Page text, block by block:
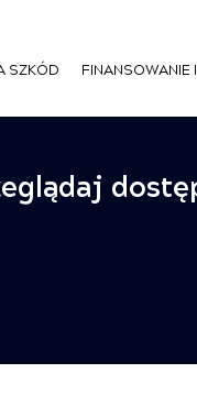
SZKÓD FINANSOWANIE